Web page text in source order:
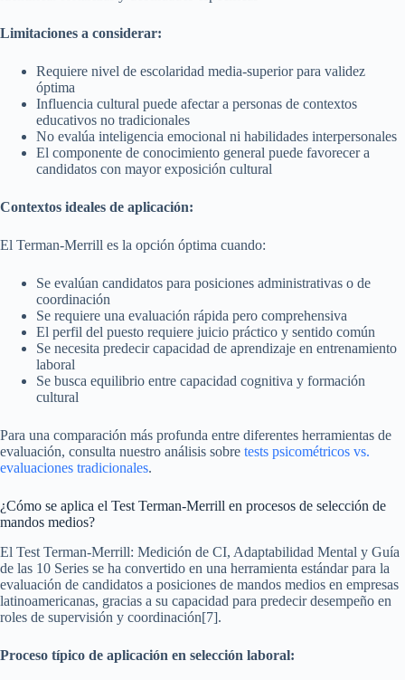
Limitaciones a considerar:
Requiere nivel de escolaridad media-superior para validez
óptima
Influencia cultural puede afectar a personas de contextos
educativos no tradicionales
No evalúa inteligencia emocional ni habilidades interpersonales
El componente de conocimiento general puede favorecer a
candidatos con mayor exposición cultural
Contextos ideales de aplicación:
El Terman-Merrill es la opción óptima cuando:
Se evalúan candidatos para posiciones administrativas o de
coordinación
Se requiere una evaluación rápida pero comprehensiva
El perfil del puesto requiere juicio práctico y sentido común
Se necesita predecir capacidad de aprendizaje en entrenamiento
laboral
Se busca equilibrio entre capacidad cognitiva y formación
cultural
Para una comparación más profunda entre diferentes herramientas de
evaluación, consulta nuestro análisis sobre tests psicométricos vs.
evaluaciones tradicionales.
¿Cómo se aplica el Test Terman-Merrill en procesos de selección de
mandos medios?
El Test Terman-Merrill: Medición de CI, Adaptabilidad Mental y Guía
de las 10 Series se ha convertido en una herramienta estándar para la
evaluación de candidatos a posiciones de mandos medios en empresas
latinoamericanas, gracias a su capacidad para predecir desempeño en
roles de supervisión y coordinación[7].
Proceso típico de aplicación en selección laboral: